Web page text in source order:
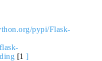
pypi/Flask-
[1 ]